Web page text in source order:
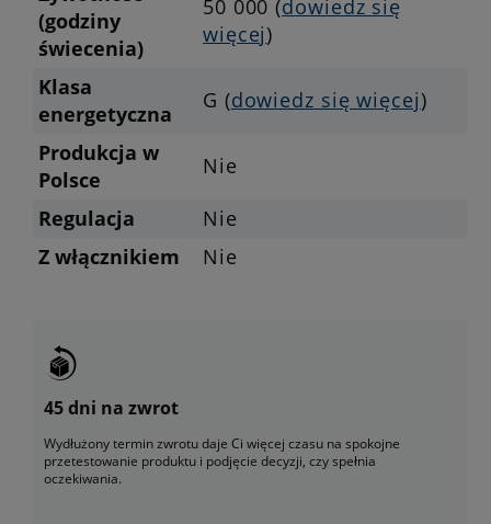
(godziny
świecenia)
50 000 (dowiedz się
więcej)
Klasa
energetyczna
G (dowiedz się więcej)
Produkcja w
Polsce
Nie
Regulacja
Nie
Z włącznikiem
Nie
45 dni na zwrot
Wydłużony termin zwrotu daje Ci więcej czasu na spokojne
przetestowanie produktu i podjęcie decyzji, czy spełnia
oczekiwania.